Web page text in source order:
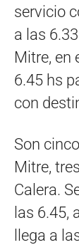
servicio
a las
Mitre, en
6.45 hs
con
Son
Mitre,
Calera.
las 6.45,
llega a